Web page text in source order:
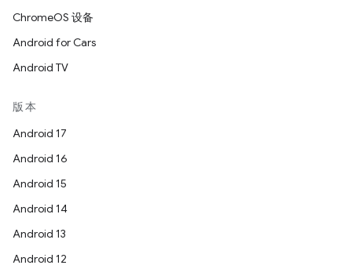
ChromeOS 设备
Android for Cars
Android TV
版本
Android 17
Android 16
Android 15
Android 14
Android 13
Android 12